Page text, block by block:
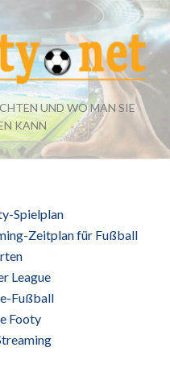
UND WO MAN SIE O
KANN
Spielplan
Zeitplan für Fußball
League
Fußball
Footy